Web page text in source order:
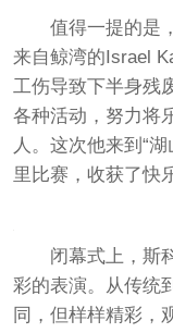
值得一提的是
来自鲸湾的Israel
工伤导致下半身残
各种活动，努力将
人。这次他来到“
里比赛，收获了快
闭幕式上，斯
彩的表演。从传统
同，但样样精彩，